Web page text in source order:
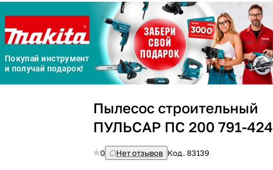
Пылесос строительный
ПУЛЬСАР ПС 200 791-424
0 Нет отзывов Код.83139
на частибез переплат
График платежей